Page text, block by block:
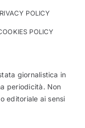
POLICY
POLICY
giornalistica in
periodicità. Non
editoriale ai sensi